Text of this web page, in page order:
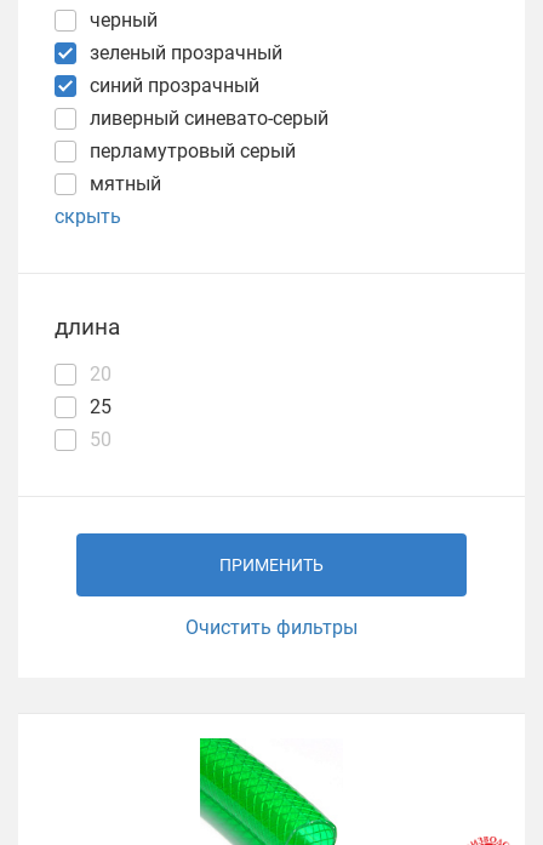
черный
зеленый прозрачный
синий прозрачный
ливерный синевато-серый
перламутровый серый
мятный
скрыть
длина
20
25
50
ПРИМЕНИТЬ
Очистить фильтры